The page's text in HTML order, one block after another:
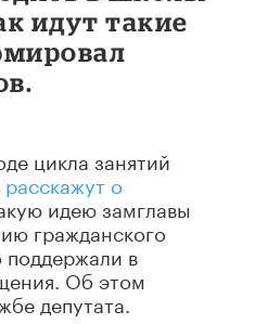
идут такие
цикла занятий
расскажут о
идею замглавы
гражданского
в
Об этом
депутата.